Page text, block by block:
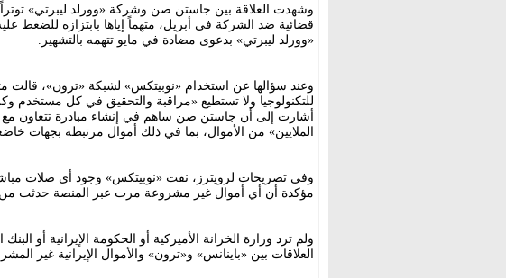
وشهدت العلاقة بين جاستن صن وشركة «وورلد ليبرتي»
قضائية ضد الشركة في أبريل، متهماً إياها بابتزازه للضغط
«وورلد ليبرتي» بدعوى مضادة في مايو تتهمه بالتشهير.
وعند سؤالها عن استخدام «نوبيتكس» لشبكة «ترون»، قالت
للتكنولوجيا ولا تستطيع «مراقبة والتحقيق في كل مستخدم
أشارت إلى أن جاستن صن ساهم في إنشاء مبادرة تتعاون
الملايين» من الأموال، بما في ذلك أموال مرتبطة بجهات
وفي تصريحات لرويترز، نفت «نوبيتكس» وجود أي صلات مباشرة
مؤكدة أن أي أموال غير مشروعة مرت عبر المنصة حدثت من
ولم ترد وزارة الخزانة الأميركية أو الحكومة الإيرانية أو
العلاقات بين «باينانس» و«ترون» والأموال الإيرانية غير